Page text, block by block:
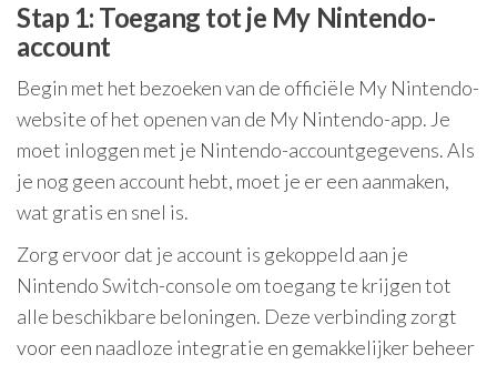
Stap 1: Toegang tot je My Nintendo-
account
Begin met het bezoeken van de officiële My Nintendo-
website of het openen van de My Nintendo-app. Je
moet inloggen met je Nintendo-accountgegevens. Als
je nog geen account hebt, moet je er een aanmaken,
wat gratis en snel is.
Zorg ervoor dat je account is gekoppeld aan je
Nintendo Switch-console om toegang te krijgen tot
alle beschikbare beloningen. Deze verbinding zorgt
voor een naadloze integratie en gemakkelijker beheer